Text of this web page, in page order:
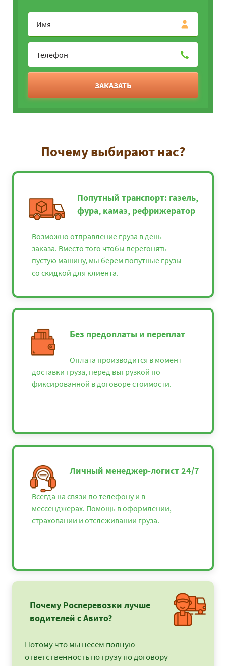
ЗАКАЗАТЬ
Почему выбирают нас?
Попутный транспорт: газель,
фура, камаз, рефрижератор
Возможно отправление груза в день
заказа. Вместо того чтобы перегонять
пустую машину, мы берем попутные грузы
со скидкой для клиента.
Без предоплаты и переплат
Оплата производится в момент
доставки груза, перед выгрузкой по
фиксированной в договоре стоимости.
Личный менеджер-логист 24/7
Всегда на связи по телефону и в
мессенджерах. Помощь в оформлении,
страховании и отслеживании груза.
Почему Росперевозки лучше
водителей с Авито?
Потому что мы несем полную
ответственность по грузу по договору